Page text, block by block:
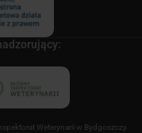
Weterynarii w Bydgoszczy